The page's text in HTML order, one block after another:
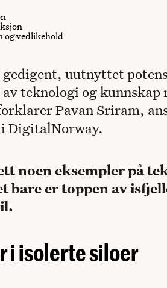
og vedlikehold
uutnyttet
teknologi og
Pavan Sriram,
DigitalNorway.
noen eksempler på
bare er toppen av
i isolerte siloer